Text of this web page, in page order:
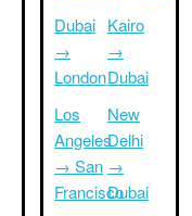
Dubai
→
London
Los
Angeles
→ San
Francisco
Kairo
→
Dubai
New
Delhi
→
Dubai